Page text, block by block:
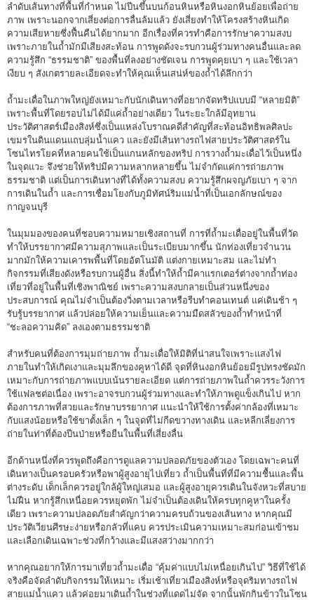
ลำดับเส้นทางที่พื้นที่กำหนด ไม่ปีนขึ้นบนก้อนหินหรือหินงอกหินย้อยเพื่อถ่าย
ภาพ เพราะนอกจากเสี่ยงต่อการลื่นล้มแล้ว ยังเสี่ยงทำให้โครงสร้างหินเกิด
ความเสียหายซึ่งฟื้นคืนได้ยากมาก อีกเรื่องที่ควรทำคือการรักษาความสงบ
เพราะภายในถ้ำมักมีเสียงสะท้อน การพูดดังจะรบกวนผู้ร่วมทางคนอื่นและลด
ความรู้สึก “ธรรมชาติ” ของพื้นที่ลงอย่างชัดเจน การพูดคุยเบา ๆ และใช้เวลา
เงียบ ๆ สังเกตรายละเอียดจะทำให้คุณเห็นเสน่ห์ของถ้ำได้ลึกกว่า
ถ้ำมะเดื่อในภาพใหญ่ยังเหมาะกับนักเดินทางที่อยากจัดทริปแบบมี “หลายมิติ”
เพราะพื้นที่โดยรอบไม่ได้มีแค่ถ้ำอย่างเดียว ในระยะใกล้มีอุทยาน
ประวัติศาสตร์เมืองสิงห์ซึ่งเป็นแหล่งโบราณคดีสำคัญที่สะท้อนอิทธิพลศิลปะ
เขมรในดินแดนแถบลุ่มน้ำแคว และยังมีเส้นทางรถไฟสายประวัติศาสตร์ใน
โซนไทรโยคที่หลายคนใช้เป็นแกนหลักของทริป การวางถ้ำมะเดื่อไว้เป็นหนึ่ง
ในจุดแวะ จึงช่วยให้ทริปมีความหลากหลายขึ้น ไม่จำกัดแค่การถ่ายภาพ
ธรรมชาติ แต่เป็นการเดินทางที่ได้ทั้งความสงบ ความรู้สึกผจญภัยเบา ๆ จาก
การเดินในถ้ำ และการเชื่อมโยงกับภูมิทัศน์ริมแม่น้ำที่เป็นเอกลักษณ์ของ
กาญจนบุรี
ในมุมมองของคนที่ชอบความหมายเชิงสถานที่ การที่ถ้ำมะเดื่ออยู่ในพื้นที่วัด
ทำให้บรรยากาศมีความสุภาพและเป็นระเบียบมากขึ้น นักท่องเที่ยวจำนวน
มากมักให้ความเคารพพื้นที่โดยอัตโนมัติ แต่งกายเหมาะสม และไม่ทำ
กิจกรรมที่เสียงดังหรือรบกวนผู้อื่น สิ่งนี้ทำให้ถ้ำมีคาแรกเตอร์ต่างจากถ้ำท่อง
เที่ยวที่อยู่ในพื้นที่เชิงพาณิชย์ เพราะความสงบกลายเป็นส่วนหนึ่งของ
ประสบการณ์ คุณไม่จำเป็นต้องวิ่งตามเวลาหรือรีบทำคอนเทนต์ แค่เดินช้า ๆ
รับรู้บรรยากาศ แล้วปล่อยให้ความเย็นและความมืดสลัวของถ้ำทำหน้าที่
“ชะลอความคิด” ลงเองตามธรรมชาติ
สำหรับคนที่ต้องการมุมถ่ายภาพ ถ้ำมะเดื่อให้มิติที่น่าสนใจเพราะแสงไฟ
ภายในทำให้เกิดเงาและมุมลึกของคูหาได้ดี จุดที่หินงอกหินย้อยมีรูปทรงชัดมัก
เหมาะกับการถ่ายภาพแบบเน้นรายละเอียด แต่การถ่ายภาพในถ้ำควรระวังการ
ใช้แฟลชต่อเนื่อง เพราะอาจรบกวนผู้ร่วมทางและทำให้ภาพดูแข็งเกินไป หาก
ต้องการภาพที่สวยและรักษาบรรยากาศ แนะนำให้ใช้การตั้งค่ากล้องที่เหมาะ
กับแสงน้อยหรือใช้ขาตั้งเล็ก ๆ ในจุดที่ไม่กีดขวางทางเดิน และหลีกเลี่ยงการ
ถ่ายในท่าที่ต้องปีนป่ายหรือยืนในพื้นที่เสี่ยงลื่น
อีกด้านหนึ่งที่ควรพูดถึงคือการดูแลความปลอดภัยของตัวเอง โดยเฉพาะคนที่
เดินทางเป็นครอบครัวหรือพาผู้สูงอายุไปเที่ยว ถ้ำเป็นพื้นที่ที่มีความชื้นและพื้น
ต่างระดับ เด็กเล็กควรอยู่ใกล้ผู้ใหญ่เสมอ และผู้สูงอายุควรเดินในจังหวะที่สบาย
ไม่ฝืน หากรู้สึกเหนื่อยควรหยุดพัก ไม่จำเป็นต้องเดินให้ครบทุกคูหาในครั้ง
เดียว เพราะความปลอดภัยสำคัญกว่าความครบถ้วนของเส้นทาง หากคุณมี
ประวัติเวียนศีรษะง่ายหรือกลัวที่แคบ ควรประเมินความเหมาะสมก่อนเข้าชม
และเลือกเดินเฉพาะช่วงที่กว้างและมีแสงสว่างมากกว่า
หากคุณอยากให้การมาเที่ยวถ้ำมะเดื่อ “คุ้มค่าแบบไม่เหนื่อยเกินไป” วิธีที่ใช้ได้
จริงคือจัดลำดับกิจกรรมให้เหมาะ เริ่มเช้าเที่ยวเมืองสิงห์หรือจุดริมทางรถไฟ
สายแม่น้ำแคว แล้วค่อยมาเดินถ้ำในช่วงที่แดดไม่จัด จากนั้นพักกินข้าวในโซน